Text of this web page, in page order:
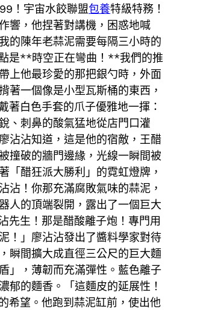
！宇宙水餃聯盟包養特級特務！
響，他捏著對講機，困惑地喊
的陳年老蒜泥需要每隔三小時的
是**時空正在彎曲！**我們的推
上他最珍愛的那把銀勺時，外面
著一個像是小型瓦斯桶的東西，
白色手套的爪子優雅地一揮：
、刺鼻的酸氣猛地從店門口灌
沾沾知道，這是他的宿敵，王醋
撞破的牆門邊緣，光線一瞬間被
「醋狂派大勝利」的霓虹燈牌，
沾！你那充滿腐敗氣味的蒜泥，
人的頂端裂開，露出了一個巨大
先生！那是醋酸離子炮！專門用
！」廖沾沾發出了醬料學家對待
瞬間擴大成直徑三公尺的巨大麵
」，薄韌而充滿彈性。藍色離子
郁的麵香。「這麵皮的延展性！
希望。他跑到蒜泥缸前，使出他